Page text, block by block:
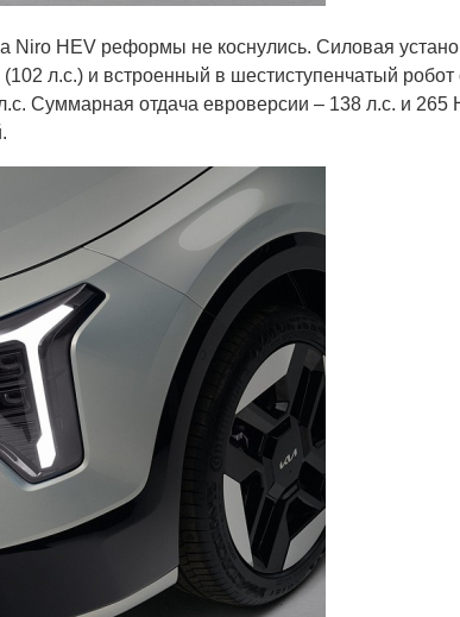
Niro HEV реформы не коснулись. Силовая
л.с.) и встроенный в шестиступенчатый робот
Суммарная отдача евроверсии – 138 л.с. и